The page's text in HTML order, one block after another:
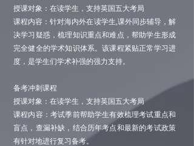
授课对象：在读学生，支持英国五大考局
课程内容：针对海内外在读学生,课外同步辅导，解
决学习疑惑，梳理知识重点和难点，帮助学生形成
完全健全的学术知识体系。该课程紧贴正常学习进
度，是学生们学术补强的强力支持。
备考冲刺课程
授课对象：在读学生，支持英国五大考局
课程内容：考试季前帮助学生有效梳理考试重点和
盲点，查漏补缺，结合历年考点和最新的考试政策
有针对地进行复习备考。